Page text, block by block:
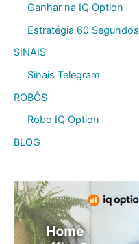
Ganhar na IQ Option
Estratégia 60 Segundos
SINAIS
Sinais Telegram
ROBÔS
Robo IQ Option
BLOG